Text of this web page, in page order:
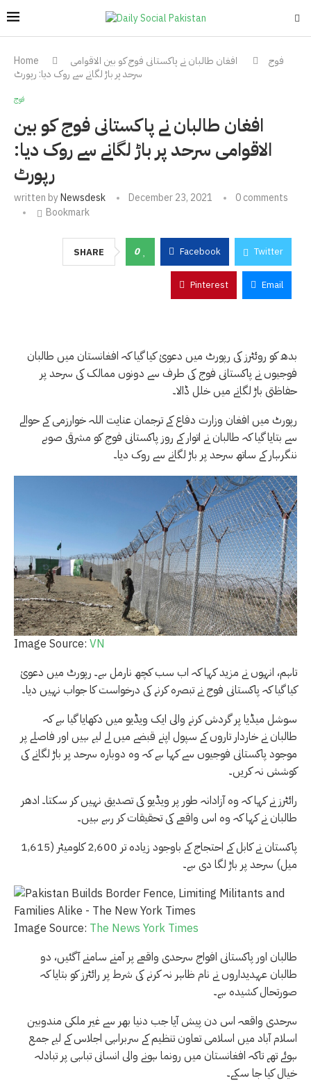
Home فوج
افغان طالبان نے پاکستانی فوج کو بین الاقوامی
سرحد پر باڑ لگانے سے روک دیا: رپورٹ
فوج
افغان طالبان نے پاکستانی فوج کو بین
الاقوامی سرحد پر باڑ لگانے سے روک دیا:
رپورٹ
written byNewsdesk December 23, 2021
0 comments
Bookmark
SHARE 0 Facebook Twitter
Pinterest Email
بدھ کو روئٹرز کی رپورٹ میں دعویٰ کیا گیا کہ افغانستان میں طالبان
فوجیوں نے پاکستانی فوج کی طرف سے دونوں ممالک کی سرحد پر
حفاظتی باڑ لگانے میں خلل ڈالا۔
رپورٹ میں افغان وزارت دفاع کے ترجمان عنایت اللہ خوارزمی کے حوالے
سے بتایا گیا کہ طالبان نے اتوار کے روز پاکستانی فوج کو مشرقی صوبے
ننگرہار کے ساتھ سرحد پر باڑ لگانے سے روک دیا۔
Image Source: VN
تاہم، انہوں نے مزید کہا کہ اب سب کچھ نارمل ہے۔ رپورٹ میں دعویٰ
کیا گیا کہ پاکستانی فوج نے تبصرہ کرنے کی درخواست کا جواب نہیں دیا۔
سوشل میڈیا پر گردش کرنے والی ایک ویڈیو میں دکھایا گیا ہے کہ
طالبان نے خاردار تاروں کے سپول اپنے قبضے میں لے لیے ہیں اور فاصلے پر
موجود پاکستانی فوجیوں سے کہا ہے کہ وہ دوبارہ سرحد پر باڑ لگانے کی
کوشش نہ کریں۔
رائٹرز نے کہا کہ وہ آزادانہ طور پر ویڈیو کی تصدیق نہیں کر سکتا۔ ادھر
طالبان نے کہا کہ وہ اس واقعے کی تحقیقات کر رہے ہیں۔
پاکستان نے کابل کے احتجاج کے باوجود زیادہ تر 2,600 کلومیٹر (1,615
میل) سرحد پر باڑ لگا دی ہے۔
Image Source: The News York Times
طالبان اور پاکستانی افواج سرحدی واقعے پر آمنے سامنے آگئیں، دو
طالبان عہدیداروں نے نام ظاہر نہ کرنے کی شرط پر رائٹرز کو بتایا کہ
صورتحال کشیدہ ہے۔
سرحدی واقعہ اس دن پیش آیا جب دنیا بھر سے غیر ملکی مندوبین
اسلام آباد میں اسلامی تعاون تنظیم کے سربراہی اجلاس کے لیے جمع
ہوئے تھے تاکہ افغانستان میں رونما ہونے والی انسانی تباہی پر تبادلہ
خیال کیا جا سکے۔